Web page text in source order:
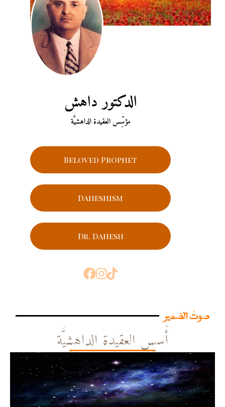
الدكتور داهش
مؤسِّس العقيدة الداهشيَّة
Beloved Prophet
Daheshism
Dr. Dahesh
صوتُ الضمير
أُسس العقيدة الداهشيَّة